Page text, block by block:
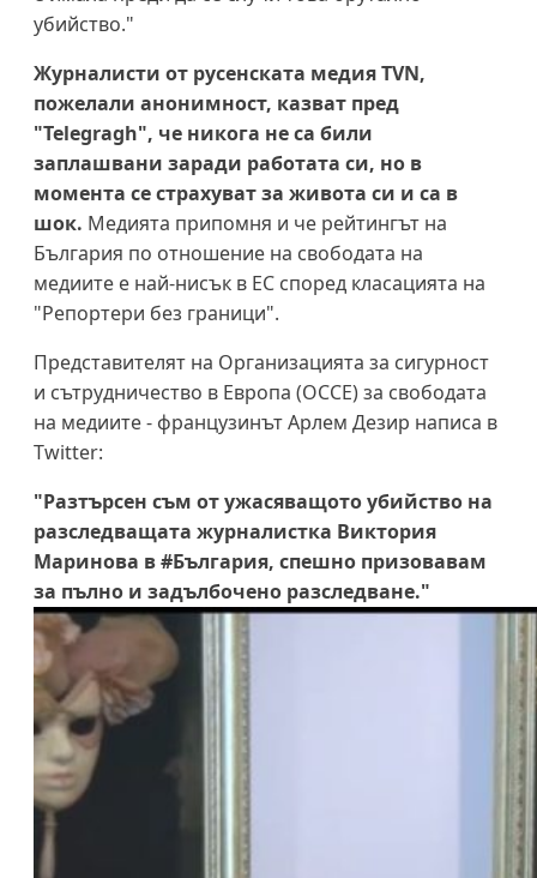
убийство."
Журналисти от русенската медия TVN,
пожелали анонимност, казват пред
"Telegragh", че никога не са били
заплашвани заради работата си, но в
момента се страхуват за живота си и са в
шок. Медията припомня и че рейтингът на
България по отношение на свободата на
медиите е най-нисък в ЕС според класацията на
"Репортери без граници".
Представителят на Организацията за сигурност
и сътрудничество в Европа (ОССЕ) за свободата
на медиите - французинът Арлем Дезир написа в
Twitter:
"Разтърсен съм от ужасяващото убийство на
разследващата журналистка Виктория
Маринова в #България, спешно призовавам
за пълно и задълбочено разследване."